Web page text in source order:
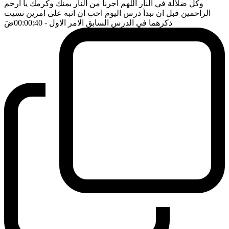
وكل ضلالة في النار اللهم اجرنا من النار بمنك وكرمك يا ارحم
الراحمين قبل ان نبدأ درس اليوم احب ان انبه على امرين نسيت
ذكرهما في الدرس السابق الامر الاول - 00:00:40 ضَ